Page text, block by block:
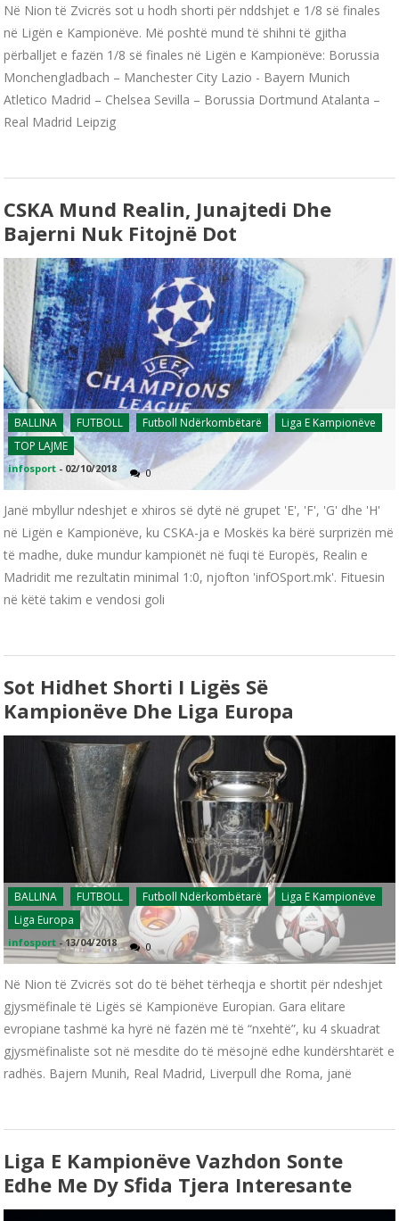
Në Nion të Zvicrës sot u hodh shorti për nddshjet e 1/8 së finales
në Ligën e Kampionëve. Më poshtë mund të shihni të gjitha
përballjet e fazën 1/8 së finales në Ligën e Kampionëve: Borussia
Monchengladbach – Manchester City Lazio - Bayern Munich
Atletico Madrid – Chelsea Sevilla – Borussia Dortmund Atalanta –
Real Madrid Leipzig
CSKA Mund Realin, Junajtedi Dhe
Bajerni Nuk Fitojnë Dot
BALLINA FUTBOLL Futboll Ndërkombëtarë
Liga E Kampionëve
TOP LAJME
infosport - 02/10/2018 0
Janë mbyllur ndeshjet e xhiros së dytë në grupet 'E', 'F', 'G' dhe 'H'
në Ligën e Kampionëve, ku CSKA-ja e Moskës ka bërë surprizën më
të madhe, duke mundur kampionët në fuqi të Europës, Realin e
Madridit me rezultatin minimal 1:0, njofton 'infOSport.mk'. Fituesin
në këtë takim e vendosi goli
Sot Hidhet Shorti I Ligës Së
Kampionëve Dhe Liga Europa
BALLINA FUTBOLL Futboll Ndërkombëtarë
Liga E Kampionëve
Liga Europa
infosport -13/04/2018 0
Në Nion të Zvicrës sot do të bëhet tërheqja e shortit për ndeshjet
gjysmëfinale të Ligës së Kampionëve Europian. Gara elitare
evropiane tashmë ka hyrë në fazën më të “nxehtë”, ku 4 skuadrat
gjysmëfinaliste sot në mesdite do të mësojnë edhe kundërshtarët e
radhës. Bajern Munih, Real Madrid, Liverpull dhe Roma, janë
Liga E Kampionëve Vazhdon Sonte
Edhe Me Dy Sfida Tjera Interesante